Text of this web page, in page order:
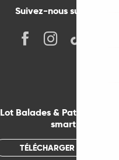
Suivez-nous sur les
Lot Balades & Patrimoines
smartphone
TÉLÉCHARGER